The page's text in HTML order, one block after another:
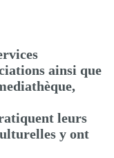
ainsi que
leurs
y ont